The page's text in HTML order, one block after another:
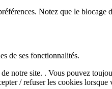
Notez que le blocage
de ses fonctionnalités.
notre site. . Vous pouvez
/ refuser les cookies lorsque